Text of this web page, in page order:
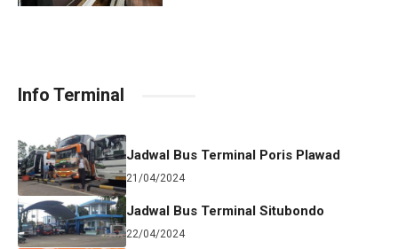
Info Terminal
Jadwal Bus Terminal Poris Plawad
21/04/2024
Jadwal Bus Terminal Situbondo
22/04/2024